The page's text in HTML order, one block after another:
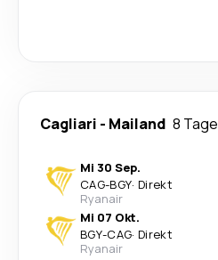
Cagliari - Mailand 8 Tage
Mi 30 Sep.
CAG-BGY· Direkt
Ryanair
Mi 07 Okt.
BGY-CAG· Direkt
Ryanair